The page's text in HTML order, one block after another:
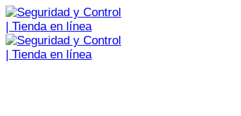
Saltar
al
contenido